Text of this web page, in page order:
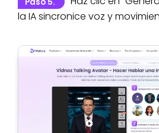
la IA sincronice voz y